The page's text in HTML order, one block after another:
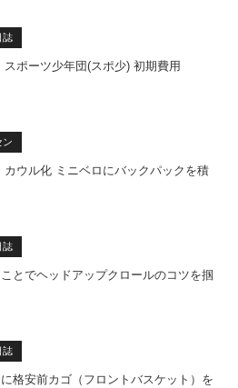
誌
スポーツ少年団(スポ少) 初期費用
ン
カウル化 ミニベロにバックパックを積
誌
とでヘッドアップクロールのコツを掴
誌
格安前カゴ（フロントバスケット）を